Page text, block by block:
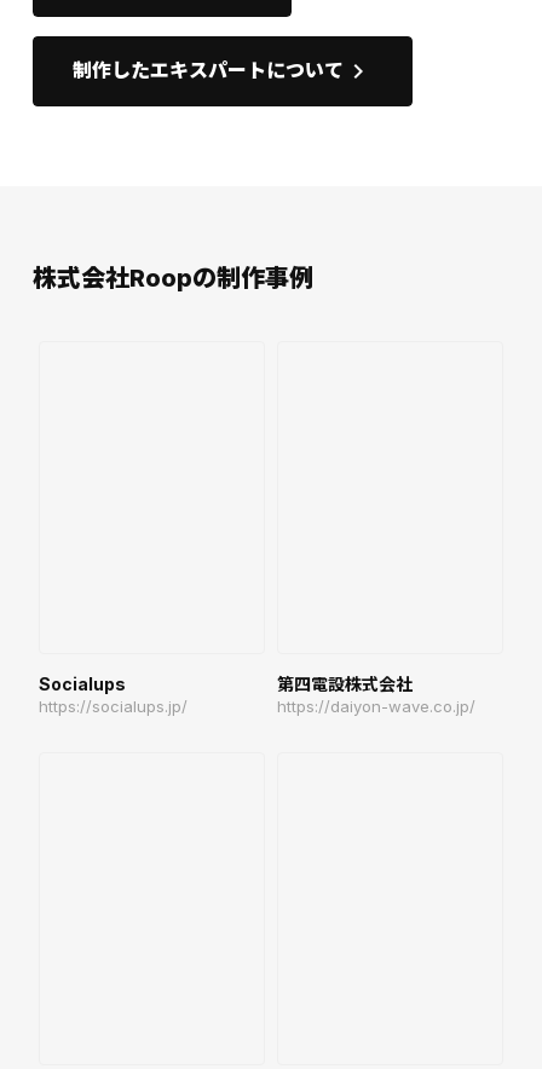
制作したエキスパートについて keyboard_arrow_right
株式会社Roopの制作事例
Socialups
https://socialups.jp/
第四電設株式会社
https://daiyon-wave.co.jp/